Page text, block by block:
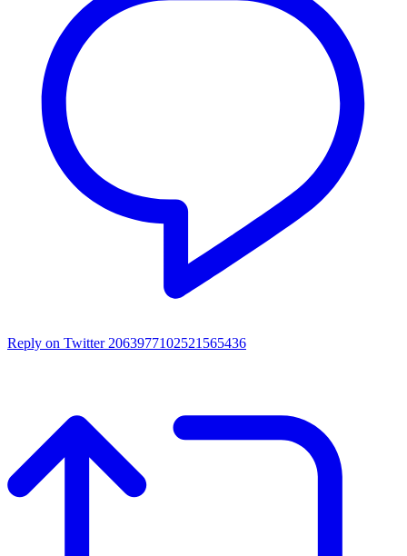
Reply on Twitter 2063977102521565436